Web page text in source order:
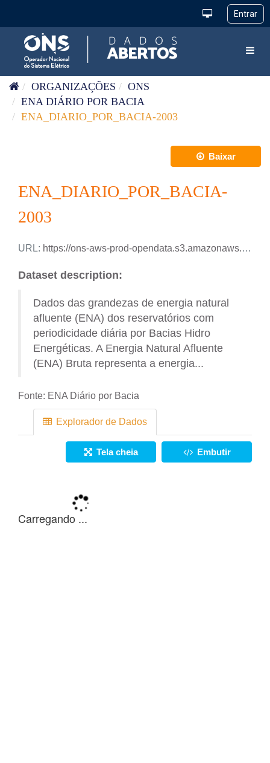
ORGANIZAÇÕES
ONS
ENA DIÁRIO POR BACIA
ENA_DIARIO_POR_BACIA-2003
Baixar
ENA_DIARIO_POR_BACIA-
2003
URL: https://ons-aws-prod-opendata.s3.amazonaws.com/dataset/ena_bacia_di/ENA_DIARIO_BACIAS_2003.csv
Dataset description:
Dados das grandezas de energia natural
afluente (ENA) dos reservatórios com
periodicidade diária por Bacias Hidro
Energéticas. A Energia Natural Afluente
(ENA) Bruta representa a energia...
Fonte: ENA Diário por Bacia
Explorador de Dados
Tela cheia Embutir